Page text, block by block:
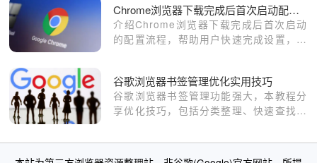
Chrome浏览器下载完成后首次启动配置教程
介绍Chrome浏览器下载完成后首次启动
的配置流程，帮助用户快速完成设置，享
谷歌浏览器书签管理优化实用技巧
谷歌浏览器书签管理功能强大，本教程分
享优化技巧，包括分类整理、快速查找和
浏览体验。